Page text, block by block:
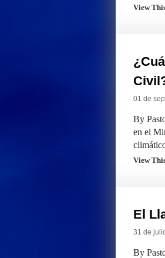
View
01 de
By
en el
View
El
31 de
By